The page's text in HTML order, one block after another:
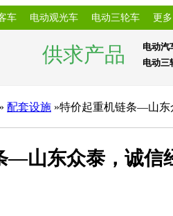
车 电动观光车 电动三轮车 更多
供求产品
电动汽
电动三
» 配套设施 »特价起重机链条—山东
—山东众泰，诚信